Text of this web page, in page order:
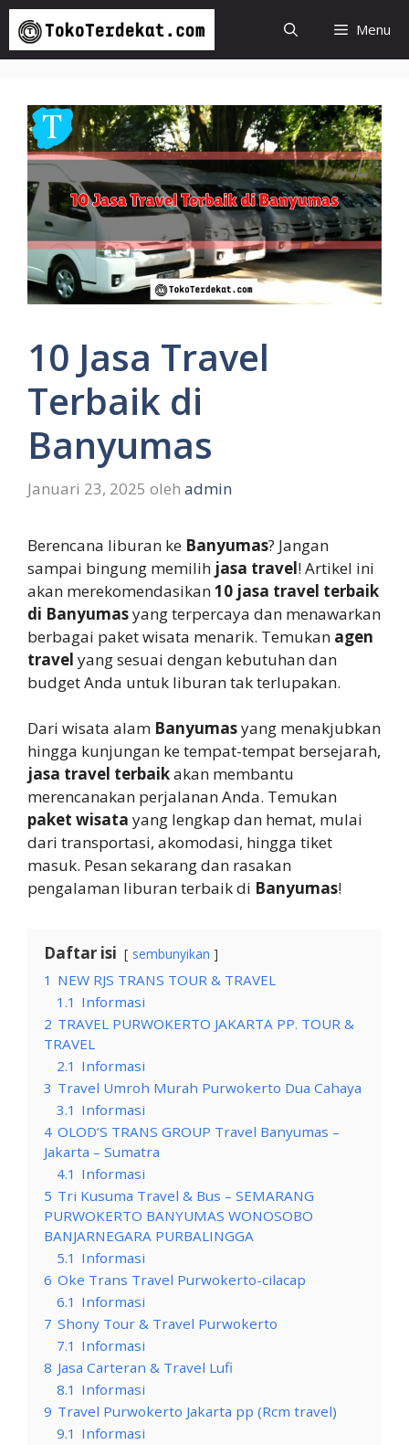
Langsung
isi
Menu
10 Jasa Travel
Terbaik di
Banyumas
Januari 23, 2025 oleh admin
Berencana liburan ke Banyumas? Jangan
sampai bingung memilih jasa travel! Artikel ini
akan merekomendasikan10 jasa travel terbaik
di Banyumasyang terpercaya dan menawarkan
berbagai paket wisata menarik. Temukan agen
travel yang sesuai dengan kebutuhan dan
budget Anda untuk liburan tak terlupakan.
Dari wisata alam Banyumasyang menakjubkan
hingga kunjungan ke tempat-tempat bersejarah,
jasa travel terbaikakan membantu
merencanakan perjalanan Anda. Temukan
paket wisata yang lengkap dan hemat, mulai
dari transportasi, akomodasi, hingga tiket
masuk. Pesan sekarang dan rasakan
pengalaman liburan terbaik di Banyumas!
Daftar isi sembunyikan
1 NEW RJS TRANS TOUR & TRAVEL
1.1 Informasi
2 TRAVEL PURWOKERTO JAKARTA PP. TOUR &
TRAVEL
2.1 Informasi
3 Travel Umroh Murah Purwokerto Dua Cahaya
3.1 Informasi
4 OLOD’S TRANS GROUP Travel Banyumas –
Jakarta – Sumatra
4.1 Informasi
5 Tri Kusuma Travel & Bus – SEMARANG
PURWOKERTO BANYUMAS WONOSOBO
BANJARNEGARA PURBALINGGA
5.1 Informasi
6 Oke Trans Travel Purwokerto-cilacap
6.1 Informasi
7 Shony Tour & Travel Purwokerto
7.1 Informasi
8 Jasa Carteran & Travel Lufi
8.1 Informasi
9 Travel Purwokerto Jakarta pp (Rcm travel)
9.1 Informasi